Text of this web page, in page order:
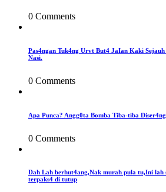
0 Comments
Pas4ngan Tuk4ng Urvt But4 JaIan Kaki
Nasi.
0 Comments
Apa Punca? Angg0ta Bomba Tiba-tiba
0 Comments
Dah Lah berhut4ang,Nak murah pula tu,Ini lah
terpaks4 di tutup